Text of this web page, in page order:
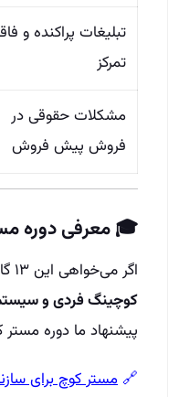
تبلیغات پراکنده و
تمرکز
مشکلات حقوقی در
فروش پیش‌ فروش
🎓 معرفی دوره
اگر می‌خواهی این ۱۳ گام را به شکل
کوچینگ فردی و
پیشنهاد ما دوره
🔗 مستر کوچ برای